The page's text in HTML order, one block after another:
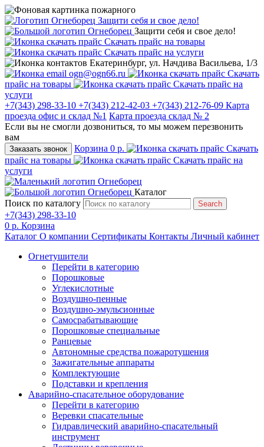
Защити себя и свое дело!
Защити себя и свое дело!
Скачать прайс на товары
Скачать прайс на услуги
Екатеринбург, ул. Начдива Васильева, 1/3
ogn@ogn66.ru
Скачать
прайс на товары
Скачать прайс на
услуги
+7(343) 298-33-10 +7(343) 212-42-03 +7(343) 212-76-09 Карта
проезда офис и склад №1 Карта проезда склад № 2
Если вы не смогли дозвониться, то мы можем перезвонить
вам
Заказать звонок Корзина 0 р.
Скачать
прайс на товары
Скачать прайс на
услуги
Каталог
Поиск по каталогу
Search
+7(343) 298-33-10
0 р. Корзина
Каталог О компании Сертификаты Контакты Личный кабинет
Огнетушители
Перейти в категорию
Порошковые
Углекислотные
Воздушно-пенные
Воздушно-эмульсионные
Самосрабатывающие
Порошковые специальные
Ранцевые
Автономные средства пожаротушения
Зажигательные аппараты
Комплектующие
Подставки и крепления
Аварийно-спасательное оборудование
Перейти в категорию
Веревки спасательные
Гидравлический аварийно-спасательный
инструмент